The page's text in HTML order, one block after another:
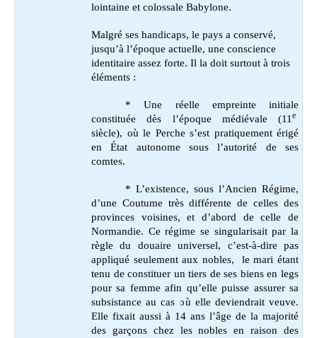
lointaine et colossale Babylone.
Malgré ses handicaps, le pays a conservé,
jusqu’à l’époque actuelle, une conscience
identitaire assez forte. Il la doit surtout à trois
éléments :
* Une réelle empreinte initiale
constituée dès l’époque médiévale (11 e
siècle), où le Perche s’est pratiquement érigé
en État autonome sous l’autorité de ses
comtes.
* L’existence, sous l’Ancien Régime,
d’une Coutume très différente de celles des
provinces voisines, et d’abord de celle de
Normandie. Ce régime se singularisait par la
règle du douaire universel, c’est-à-dire pas
appliqué seulement aux nobles, le mari étant
tenu de constituer un tiers de ses biens en legs
pour sa femme afin qu’elle puisse assurer sa
subsistance au cas où elle deviendrait veuve.
Elle fixait aussi à 14 ans l’âge de la majorité
des garçons chez les nobles en raison des